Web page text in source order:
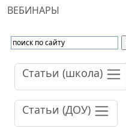
ВЕБИНАРЫ
Статьи (школа)
Статьи (ДОУ)